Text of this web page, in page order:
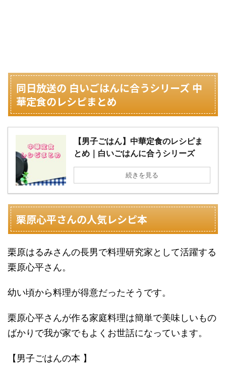
同日放送の 白いごはんに合うシリーズ 中
華定食のレシピまとめ
【男子ごはん】中華定食のレシピま
とめ｜白いごはんに合うシリーズ
続きを見る
栗原心平さんの人気レシピ本
栗原はるみさんの長男で料理研究家として活躍する
栗原心平さん。
幼い頃から料理が得意だったそうです。
栗原心平さんが作る家庭料理は簡単で美味しいもの
ばかりで我が家でもよくお世話になっています。
【男子ごはんの本 】